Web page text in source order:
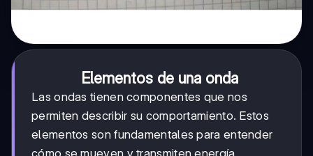
Elementos de una onda
Las ondas tienen componentes que nos
permiten describir su comportamiento. Estos
elementos son fundamentales para entender